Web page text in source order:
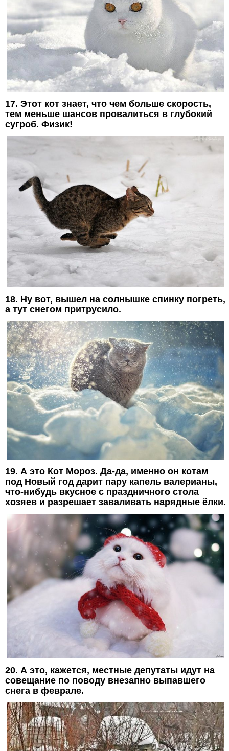
17. Этот кот знает, что чем больше скорость,
тем меньше шансов провалиться в глубокий
сугроб. Физик!
18. Ну вот, вышел на солнышке спинку погреть,
а тут снегом притрусило.
19. А это Кот Мороз. Да-да, именно он котам
под Новый год дарит пару капель валерианы,
что-нибудь вкусное с праздничного стола
хозяев и разрешает заваливать нарядные ёлки.
20. А это, кажется, местные депутаты идут на
совещание по поводу внезапно выпавшего
снега в феврале.